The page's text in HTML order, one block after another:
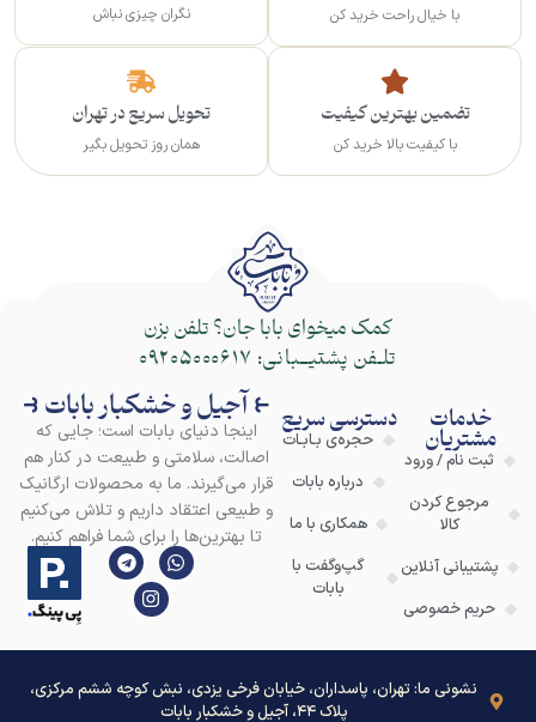
با خیال راحت خرید کن نگران چیزی نباش
تضمین بهترین کیفیت
با کیفیت بالا خرید کن
تحویل سریع در تهران
همان روز تحویل بگیر
کمک میخوای بابا جان؟ تلفن بزن
تلـفن پشتیــبانی: 09205000617
خدمات
مشتریان
ثبت نام / ورود
مرجوع کردن
کالا
پشتیبانی آنلاین
حریم خصوصی
⥼ آجیل و خشکبار بابات ⥽
اینجا دنیای بابات است؛ جایی که
اصالت، سلامتی و طبیعت در کنار هم
قرار می‌گیرند. ما به محصولات ارگانیک
و طبیعی اعتقاد داریم و تلاش می‌کنیم
تا بهترین‌ها را برای شما فراهم کنیم.
دسترسی سریع
حجره‌ی بـابـات
درباره بابات
همکاری با ما
گپ‌وگفت با
بابات
نشونی ما: تهران، پاسداران، خیابان فرخی یزدی، نبش کوچه ششم مرکزی،
پلاک ۴۴، آجیل و خشکبار بابات